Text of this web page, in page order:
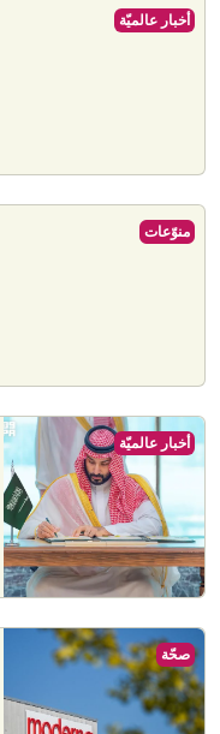
أخبار عالميّة
منوّعات
أخبار عالميّة
صحّة